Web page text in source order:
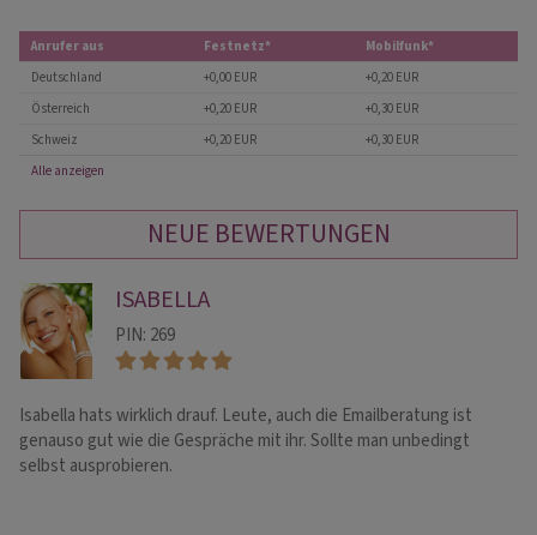
NEUE BEWERTUNGEN
ISABELLA
PIN: 269
Isabella hats wirklich drauf. Leute, auch die Emailberatung ist
genauso gut wie die Gespräche mit ihr. Sollte man unbedingt
selbst ausprobieren.
Anrufer aus Festnetz*
Mobilfunk*
Deutschland
+0,00 EUR
+0,20 EUR
Österreich
+0,20 EUR
+0,30 EUR
Schweiz
+0,20 EUR
+0,30 EUR
Alle anzeigen